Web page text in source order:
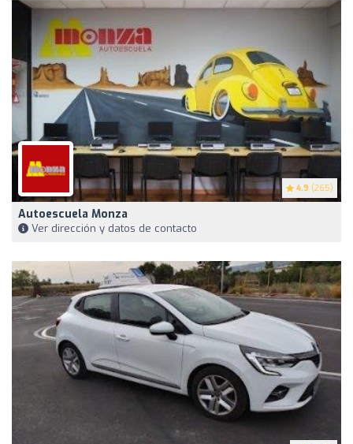
4.9 (265)
Autoescuela Monza
Ver dirección y datos de contacto